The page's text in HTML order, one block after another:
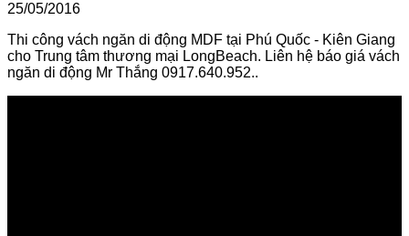
25/05/2016
Thi công vách ngăn di động MDF tại Phú Quốc - Kiên Giang
cho Trung tâm thương mại LongBeach. Liên hệ báo giá vách
ngăn di động Mr Thắng 0917.640.952..